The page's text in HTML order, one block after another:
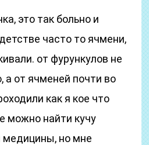
это так больно и
часто то ячмени,
от фурункулов не
а от ячменей почти во
как я кое что
можно найти кучу
медицины, но мне